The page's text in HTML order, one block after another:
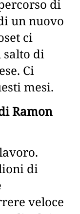
di
un nuovo
ci
salto di
Ci
mesi.
Ramon
di
veloce